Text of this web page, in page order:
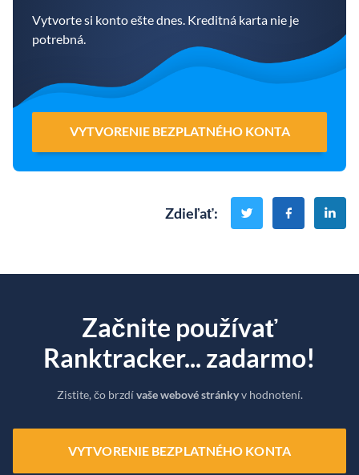
Vytvorte si konto ešte dnes. Kreditná karta nie je
potrebná.
VYTVORENIE BEZPLATNÉHO KONTA
Zdieľať:
Začnite používať
Ranktracker... zadarmo!
Zistite, čo brzdívaše webové stránkyv hodnotení.
VYTVORENIE BEZPLATNÉHO KONTA